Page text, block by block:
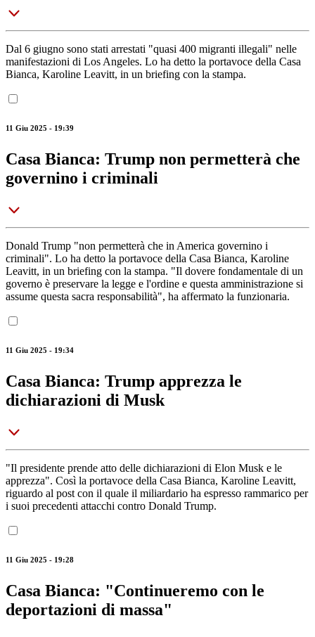
Dal 6 giugno sono stati arrestati "quasi 400 migranti illegali" nelle
manifestazioni di Los Angeles. Lo ha detto la portavoce della Casa
Bianca, Karoline Leavitt, in un briefing con la stampa.
11 Giu 2025 - 19:39
Casa Bianca: Trump non permetterà che
governino i criminali
Donald Trump "non permetterà che in America governino i
criminali". Lo ha detto la portavoce della Casa Bianca, Karoline
Leavitt, in un briefing con la stampa. "Il dovere fondamentale di un
governo è preservare la legge e l'ordine e questa amministrazione si
assume questa sacra responsabilità", ha affermato la funzionaria.
11 Giu 2025 - 19:34
Casa Bianca: Trump apprezza le
dichiarazioni di Musk
"Il presidente prende atto delle dichiarazioni di Elon Musk e le
apprezza". Così la portavoce della Casa Bianca, Karoline Leavitt,
riguardo al post con il quale il miliardario ha espresso rammarico per
i suoi precedenti attacchi contro Donald Trump.
11 Giu 2025 - 19:28
Casa Bianca: "Continueremo con le
deportazioni di massa"